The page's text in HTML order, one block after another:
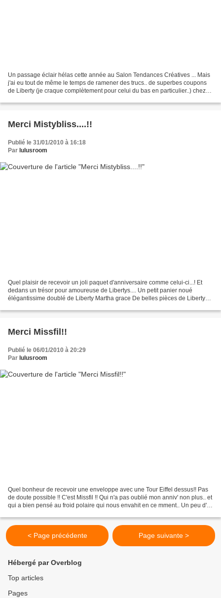
Un passage éclair hélas cette année au Salon Tendances Créatives ... Mais
j'ai eu tout de même le temps de ramener des trucs.. de superbes coupons
de Liberty (je craque complètement pour celui du bas en particulier..) chez
Merci Mistybliss....!!
Publié le 31/01/2010 à 16:18
Par lulusroom
Quel plaisir de recevoir un joli paquet d'anniversaire comme celui-ci...! Et
dedans un trésor pour amoureuse de Libertys.... Un petit panier noué
élégantissime doublé de Liberty Martha grace De belles pièces de Libertys
Merci Missfil!!
Publié le 06/01/2010 à 20:29
Par lulusroom
Quel bonheur de recevoir une enveloppe avec une Tour Eiffel dessus!! Pas
de doute possible !! C'est Missfil !! Qui n'a pas oublié mon anniv' non plus.. et
qui a bien pensé au froid polaire qui nous envahit en ce mment.. Un peu d'
< Page précédente Page suivante >
Hébergé par Overblog
Top articles
Pages